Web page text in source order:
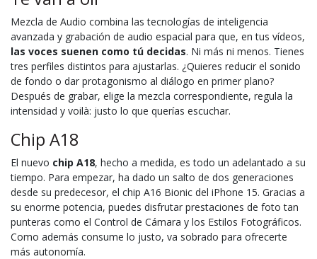
Mezcla de Audio combina las tecnologías de inteligencia
avanzada y grabación de audio espacial para que, en tus vídeos,
las voces suenen como tú decidas. Ni más ni menos. Tienes
tres perfiles distintos para ajustarlas. ¿Quieres reducir el sonido
de fondo o dar protagonismo al diálogo en primer plano?
Después de grabar, elige la mezcla correspondiente, regula la
intensidad y voilà: justo lo que querías escuchar.
Chip A18
El nuevo chip A18, hecho a medida, es todo un adelantado a su
tiempo. Para empezar, ha dado un salto de dos generaciones
desde su predecesor, el chip A16 Bionic del iPhone 15. Gracias a
su enorme potencia, puedes disfrutar prestaciones de foto tan
punteras como el Control de Cámara y los Estilos Fotográficos.
Como además consume lo justo, va sobrado para ofrecerte
más autonomía.